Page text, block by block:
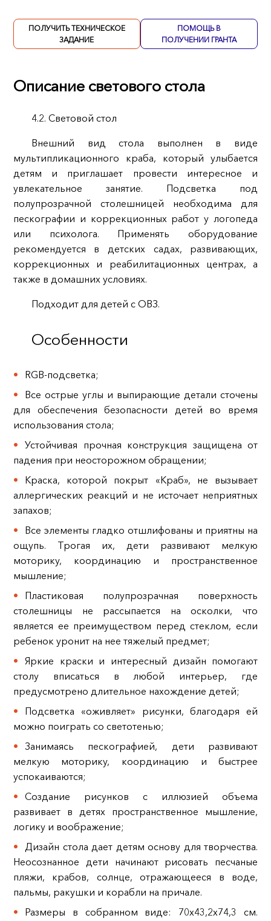
ПОЛУЧИТЬ ТЕХНИЧЕСКОЕ
ЗАДАНИЕ
ПОМОЩЬ В
ПОЛУЧЕНИИ ГРАНТА
Описание светового стола
4.2. Световой стол
Внешний вид стола выполнен в виде
мультипликационного краба, который улыбается
детям и приглашает провести интересное и
увлекательное занятие. Подсветка под
полупрозрачной столешницей необходима для
пескографии и коррекционных работ у логопеда
или психолога. Применять оборудование
рекомендуется в детских садах, развивающих,
коррекционных и реабилитационных центрах, а
также в домашних условиях.
Подходит для детей с ОВЗ.
Особенности
RGB-подсветка;
Все острые углы и выпирающие детали сточены
для обеспечения безопасности детей во время
использования стола;
Устойчивая прочная конструкция защищена от
падения при неосторожном обращении;
Краска, которой покрыт «Краб», не вызывает
аллергических реакций и не источает неприятных
запахов;
Все элементы гладко отшлифованы и приятны на
ощупь. Трогая их, дети развивают мелкую
моторику, координацию и пространственное
мышление;
Пластиковая полупрозрачная поверхность
столешницы не рассыпается на осколки, что
является ее преимуществом перед стеклом, если
ребенок уронит на нее тяжелый предмет;
Яркие краски и интересный дизайн помогают
столу вписаться в любой интерьер, где
предусмотрено длительное нахождение детей;
Подсветка «оживляет» рисунки, благодаря ей
можно поиграть со светотенью;
Занимаясь пескографией, дети развивают
мелкую моторику, координацию и быстрее
успокаиваются;
Создание рисунков с иллюзией объема
развивает в детях пространственное мышление,
логику и воображение;
Дизайн стола дает детям основу для творчества.
Неосознанное дети начинают рисовать песчаные
пляжи, крабов, солнце, отражающееся в воде,
пальмы, ракушки и корабли на причале.
Размеры в собранном виде: 70х43,2х74,3 см.